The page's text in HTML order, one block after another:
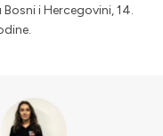
i Hercegovini, 14.